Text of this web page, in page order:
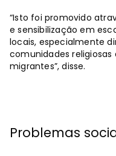
“Isto foi promovido
e sensibilização em
locais, especialmente
comunidades
migrantes”, disse.
Problemas